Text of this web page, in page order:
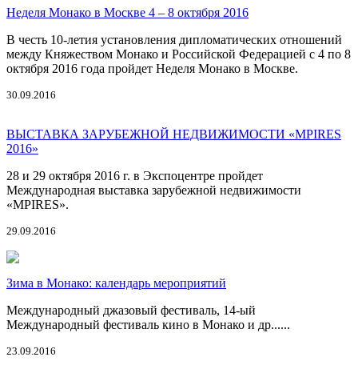
Неделя Монако в Москве 4 – 8 октября 2016
В честь 10-летия установления дипломатических отношений
между Княжеством Монако и Российской Федерацией с 4 по 8
октября 2016 года пройдет Неделя Монако в Москве.
30.09.2016
ВЫСТАВКА ЗАРУБЕЖНОЙ НЕДВИЖИМОСТИ «MPIRES
2016»
28 и 29 октября 2016 г. в Экспоцентре пройдет
Международная выставка зарубежной недвижимости
«MPIRES».
29.09.2016
Зима в Монако: календарь мероприятий
Международный джазовый фестиваль, 14-ый
Международный фестиваль кино в Монако и др......
23.09.2016